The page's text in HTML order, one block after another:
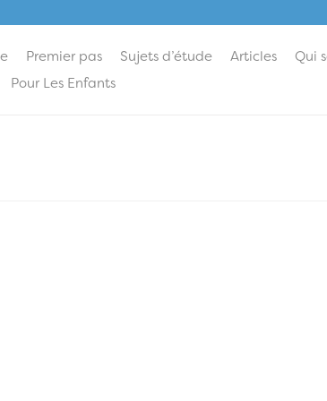
Premier pas Sujets d’étude Articles Qui
Pour Les Enfants